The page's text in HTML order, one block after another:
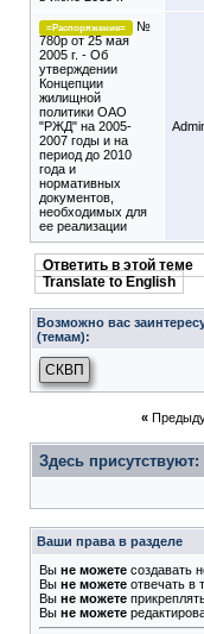
=Распоряжение=
№
780р от 25 мая
2005 г. - Об
утверждении
Концепции
жилищной
политики ОАО
"РЖД" на 2005-
2007 годы и на
период до 2010
года и
нормативных
документов,
необходимых для
ее реализации
Ответить в этой теме
Translate to English
Возможно вас
(темам):
СКВП
«
Здесь присутствуют:
Ваши права в разделе
Вы не можете создавать
Вы не можете отвечать в
Вы не можете
Вы не можете